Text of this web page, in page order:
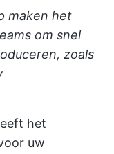
maken het
om snel
zoals
het
uw